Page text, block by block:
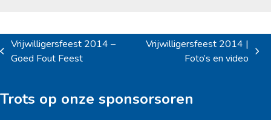
previous
Vrijwilligersfeest 2014 –
Goed Fout Feest
Vrijwilligersfeest 2014 |
Foto’s en video
Trots op onze sponsorsoren